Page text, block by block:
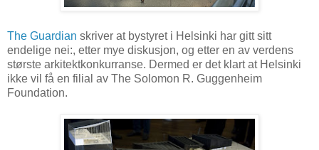
The Guardian skriver at bystyret i Helsinki har gitt sitt
endelige nei:, etter mye diskusjon, og etter en av verdens
største arkitektkonkurranse. Dermed er det klart at Helsinki
ikke vil få en filial av The Solomon R. Guggenheim
Foundation.